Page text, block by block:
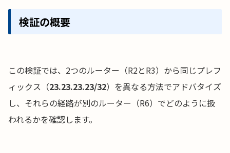
検証の概要
この検証では、2つのルーター（R2とR3）から同じプレフ
ィックス（23.23.23.23/32）を異なる方法でアドバタイズ
し、それらの経路が別のルーター（R6）でどのように扱
われるかを確認します。